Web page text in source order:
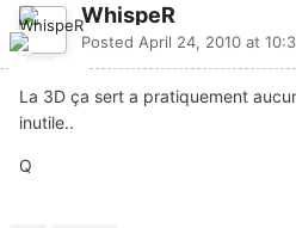
WhispeR
Posted April 24, 2010 at
La 3D ça sert a pratiquement
inutile..
Q